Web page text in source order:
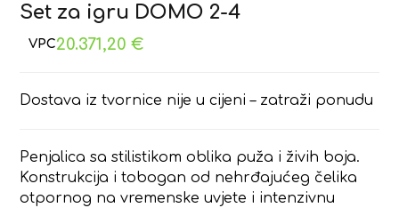
Set za igru DOMO 2-4
20.371,20€
Dostava iz tvornice nije u cijeni – zatraži ponudu
Penjalica sa stilistikom oblika puža i živih boja.
Konstrukcija i tobogan od nehrđajućeg čelika
otpornog na vremenske uvjete i intenzivnu